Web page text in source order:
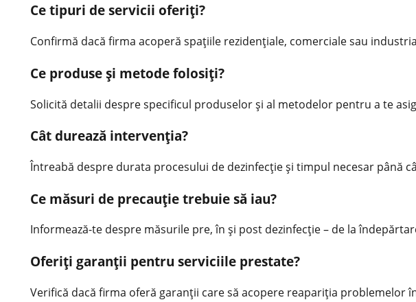
Ce tipuri de servicii oferiți?
Confirmă dacă firma acoperă spațiile rezidențiale, comerciale sau
Ce produse și metode folosiți?
Solicită detalii despre specificul produselor și al metodelor pentru a te
Cât durează intervenția?
Întreabă despre durata procesului de dezinfecție și timpul necesar până
Ce măsuri de precauție trebuie să iau?
Informează-te despre măsurile pre, în și post dezinfecție – de la
Oferiți garanții pentru serviciile prestate?
Verifică dacă firma oferă garanții care să acopere reapariția problemelor